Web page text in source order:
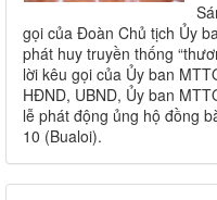
gọi của Đoàn Chủ tịch Ủy
phát huy truyền thống
lời kêu gọi của Ủy ban
HĐND, UBND, Ủy ban
lễ phát động ủng hộ đồng
10 (Bualoi).